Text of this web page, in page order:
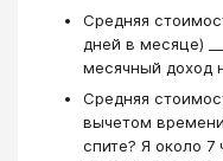
Средняя
дней в месяце)
месячный доход
Средняя
вычетом
спите? Я около 7